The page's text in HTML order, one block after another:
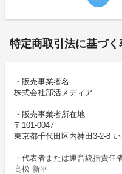
特定商取引法に基づく
・販売事業者名
株式会社部活メディア
・販売事業者所在地
〒101-0047
東京都千代田区内神田3-2-8
・代表者または運営統括責任
髙松 新平